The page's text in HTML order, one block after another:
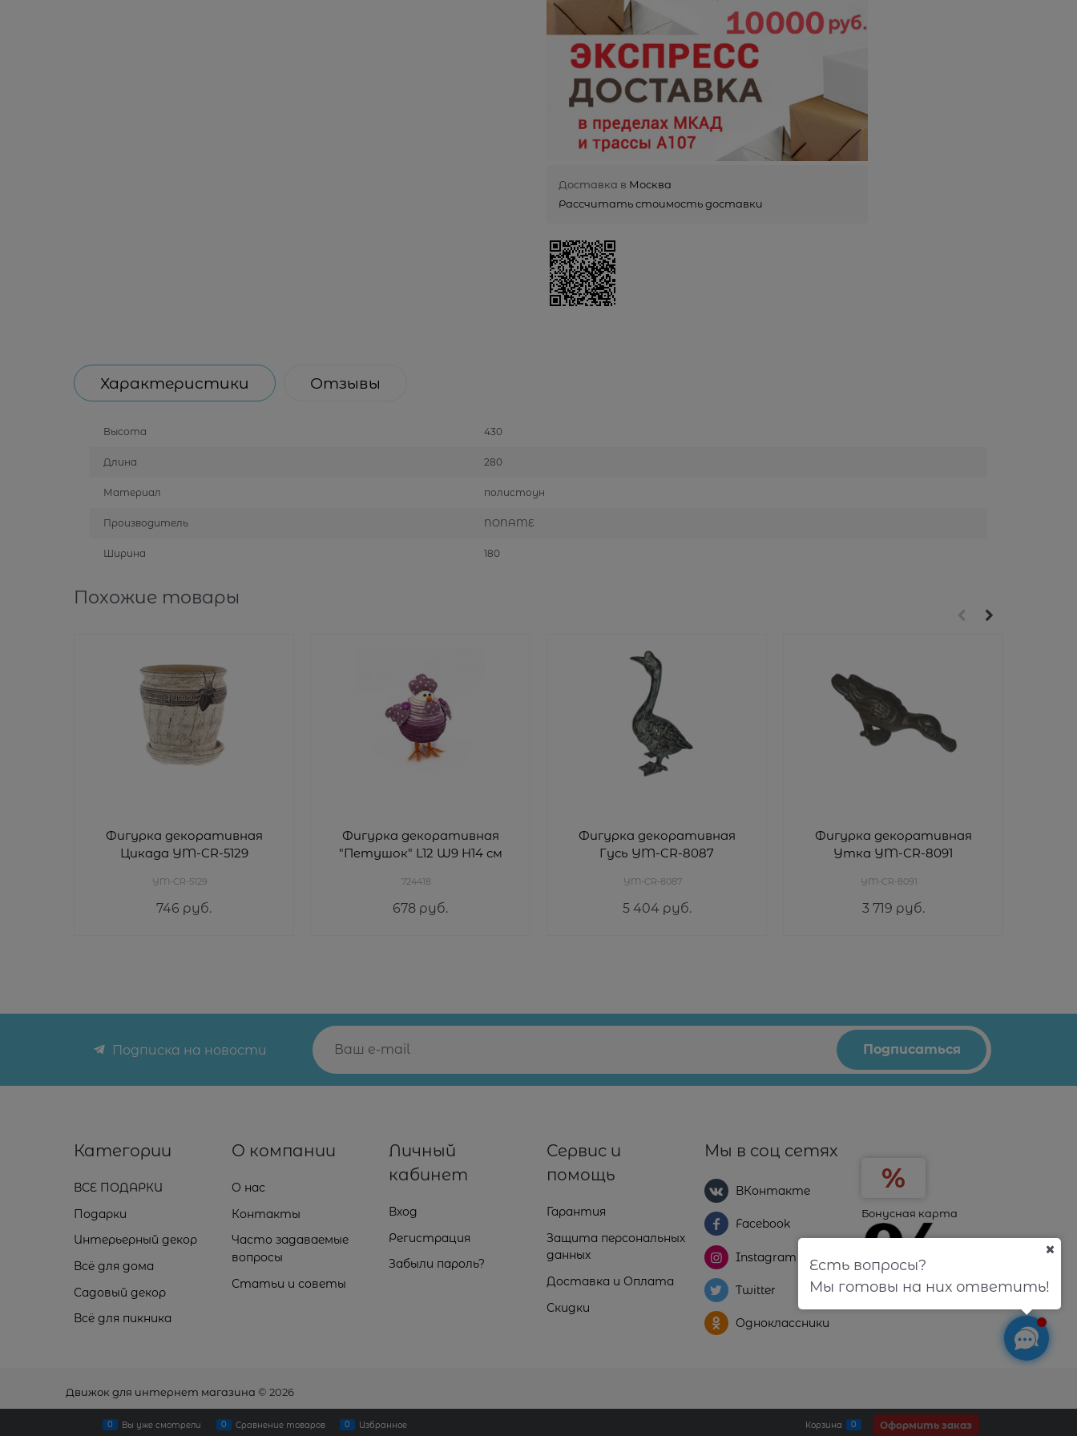
Доставка в Москва
Рассчитать стоимость доставки
Характеристики Отзывы
Высота 430
Длина 280
Материал полистоун
Производитель NONAME
Ширина 180
Похожие товары
Фигурка декоративная
Цикада YM-CR-5129
YM-CR-5129
746 руб.
Фигурка декоративная
"Петушок" L12 W9 H14 см
724418
678 руб.
Фигурка декоративная
Гусь YM-CR-8087
YM-CR-8087
5 404 руб.
Фигурка декоративная
Утка YM-CR-8091
YM-CR-8091
3 719 руб.
Подписка на новости
Категории
ВСЕ ПОДАРКИ
Подарки
Интерьерный декор
Всё для дома
Садовый декор
Всё для пикника
О компании
О нас
Контакты
Часто задаваемые
вопросы
Статьи и советы
Личный
кабинет
Вход
Регистрация
Забыли пароль?
Сервис и
помощь
Гарантия
Защита персональных
данных
Доставка и Оплата
Скидки
Мы в соц сетях
ВКонтакте
Facebook
Instagram
Twitter
Одноклассники
Бонусная карта
Движок для интернет магазина © 2026
0 Вы уже смотрели 0 Сравнение товаров 0 Избранное Корзина 0 Оформить заказ
Есть вопросы?
Мы готовы на них ответить!